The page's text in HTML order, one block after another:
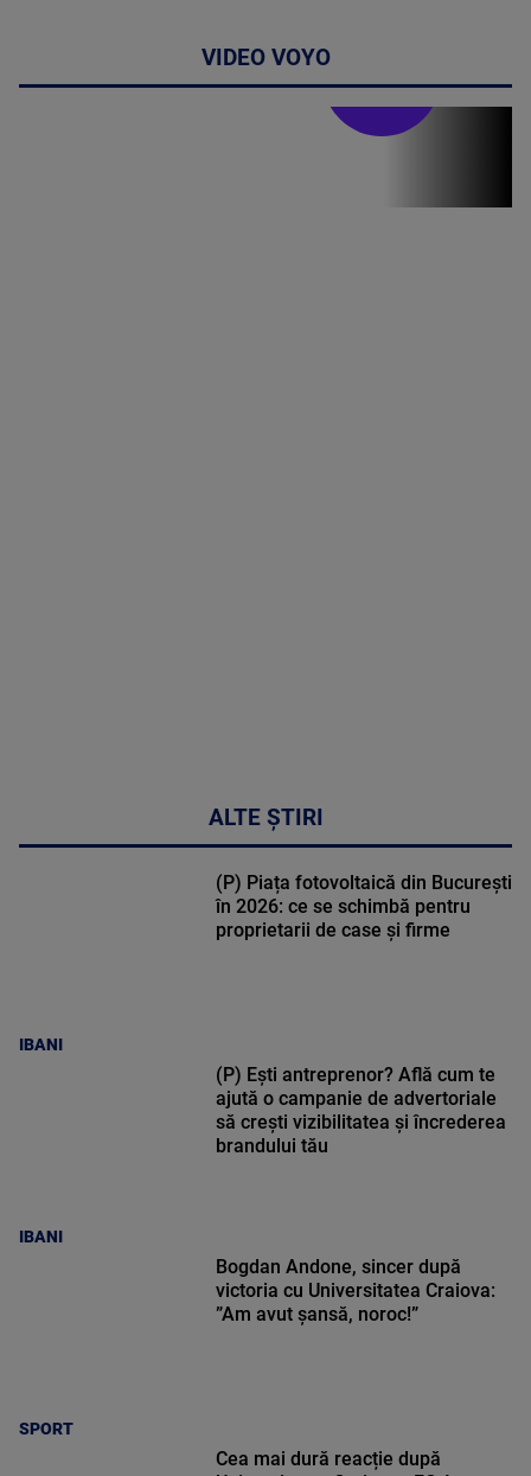
VIDEO VOYO
ALTE ȘTIRI
IBANI
(P) Piața fotovoltaică din București
în 2026: ce se schimbă pentru
proprietarii de case și firme
IBANI
(P) Ești antreprenor? Află cum te
ajută o campanie de advertoriale
să crești vizibilitatea și încrederea
brandului tău
SPORT
Bogdan Andone, sincer după
victoria cu Universitatea Craiova:
”Am avut șansă, noroc!”
Cea mai dură reacție după